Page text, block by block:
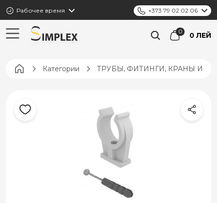
Рабочее время +373 79 02 02 06
0 ЛЕЙ
Pagina principală
Категории ТРУБЫ, ФИТИНГИ, КРАНЫ И